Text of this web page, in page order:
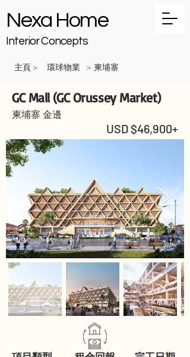
Nexa Home
Interior Concepts
主頁 > 環球物業 > 柬埔寨
GC Mall (GC Orussey Market)
柬埔寨 金邊
USD $46,900+